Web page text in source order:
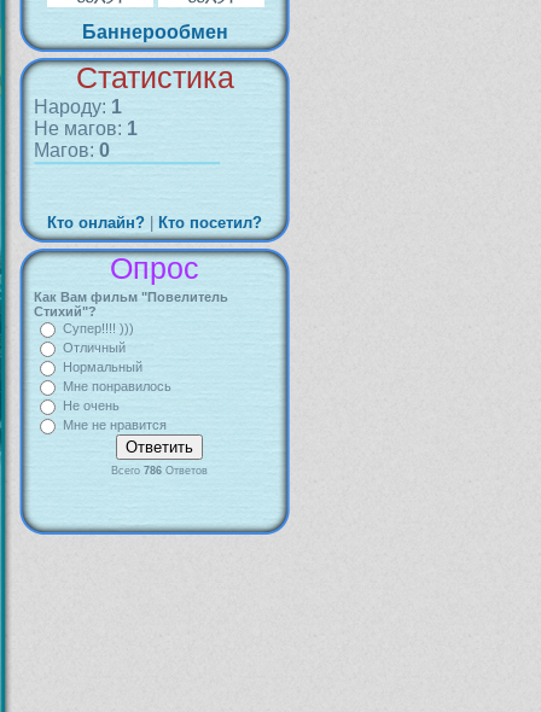
Баннерообмен
Статистика
Народу: 1
Не магов: 1
Магов: 0
Кто онлайн? Кто посетил?
Опрос
Как Вам фильм "Повелитель
Стихий"?
Супер!!!! )))
Отличный
Нормальный
Мне понравилось
Не очень
Мне не нравится
Всего 786Ответов